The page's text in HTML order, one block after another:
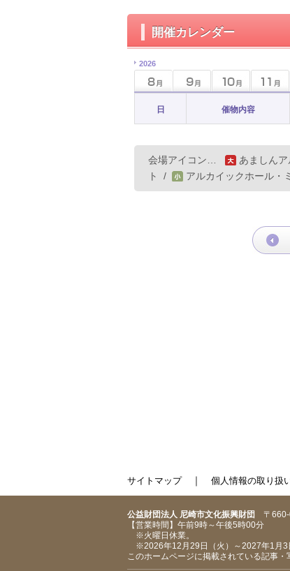
開催カレンダー
2026
日 催物内容
会場アイコン… あましん
ト
/ アルカイックホール・
サイトマップ｜ 個人情報の取り扱
公益財団法人 尼崎市文化振興財団 〒660-
【営業時間】午前9時～午後5時00分
※火曜日休業。
※2026年12月29日（火）～2027年1月3
このホームページに掲載されている記事